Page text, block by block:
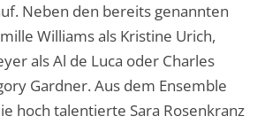
Neben den bereits genannten
Williams als Kristine Urich,
als Al de Luca oder Charles
Gardner. Aus dem Ensemble
hoch talentierte Sara Rosenkranz